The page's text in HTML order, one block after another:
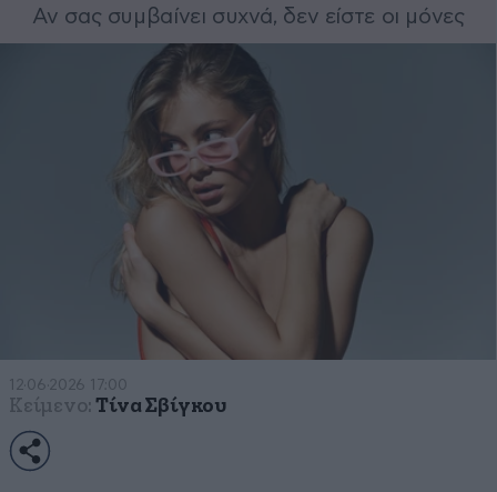
Αν σας συμβαίνει συχνά, δεν είστε οι μόνες
12·06·2026 17:00
Κείμενο: Τίνα Σβίγκου